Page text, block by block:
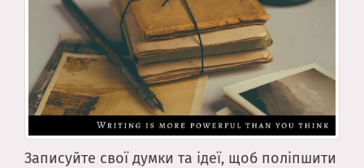
Записуйте свої думки та ідеї, щоб поліпшити